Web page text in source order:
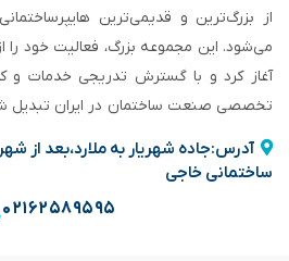
از بزرگ‌ترین و قدیمی‌ترین
می‌شود. این مجموعه بزرگ، فعالیت خود را
آغاز کرد و با گسترش تدریجی خدمات و
تخصصی صنعت ساختمان در ایران تبدیل
آدرس:جاده شهریار به ملارد،بعد از
ساختمانی خاجی
۰۲۱۶۲۵۸۹۵۹۵